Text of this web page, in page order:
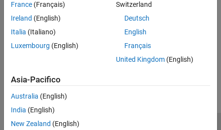
Common Problems and Fixes
Describes the most common errors encountered with
Communications Toolbox™ Support Package for USRP Radio
how to fix them.
How useful was this information?
France (Français)
Ireland (English)
Italia (Italiano)
Luxembourg (English)
Switzerland
Deutsch
English
Français
United Kingdom(English)
Asia-Pacifico
Australia (English)
India (English)
New Zealand (English)